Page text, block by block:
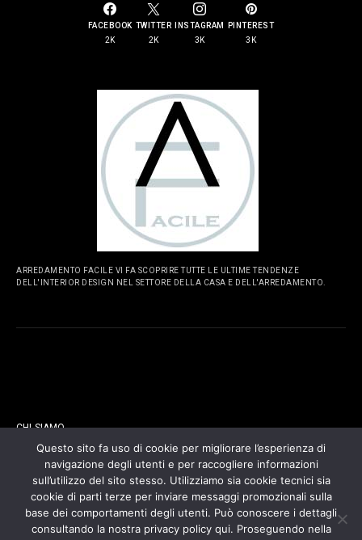
FACEBOOK
2K
TWITTER
2K
INSTAGRAM
3K
PINTEREST
3K
ARREDAMENTO FACILE VI FA SCOPRIRE TUTTE LE ULTIME TENDENZE
DELL'INTERIOR DESIGN NEL SETTORE DELLA CASA E DELL'ARREDAMENTO.
CHI SIAMO
CONTATTI
COOKIES POLICY
Questo sito fa uso di cookie per migliorare l’esperienza di
navigazione degli utenti e per raccogliere informazioni
sull’utilizzo del sito stesso. Utilizziamo sia cookie tecnici sia
cookie di parti terze per inviare messaggi promozionali sulla
base dei comportamenti degli utenti. Può conoscere i dettagli
consultando la nostra privacy policy qui. Proseguendo nella